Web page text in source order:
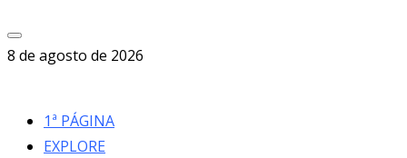
8 de agosto de 2026
1ª PÁGINA
EXPLORE